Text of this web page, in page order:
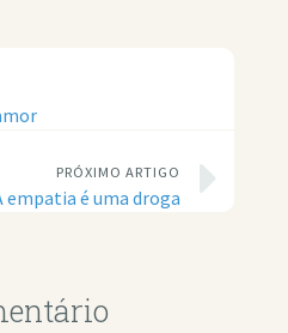
PRÓXIMO ARTIGO
empatia é uma droga